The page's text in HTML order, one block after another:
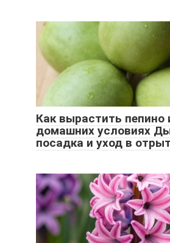
Как вырастить пепино
домашних условиях
посадка и уход в